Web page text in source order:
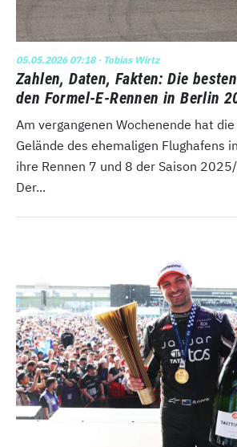
05.05.2026 07:18· Tobias Wirtz
Zahlen, Daten, Fakten: Die
den Formel-E-Rennen in Berlin
Am vergangenen Wochenende hat
Gelände des ehemaligen Flughafens
ihre Rennen 7 und 8 der Saison
Der...